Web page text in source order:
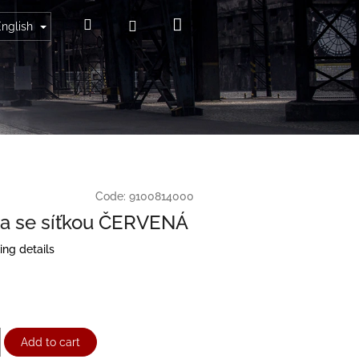
SearchLogin
Shopping
cart
Code: 9100814000
se síťkou ČERVENÁ
details
Add to cart